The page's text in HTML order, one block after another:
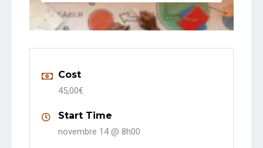
Cost
45,00€
Start Time
novembre 14 @ 8h00